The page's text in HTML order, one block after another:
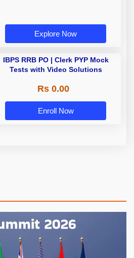
Explore Now
IBPS RRB PO | Clerk PYP Mock
Tests with Video Solutions
Rs 0.00
Enroll Now